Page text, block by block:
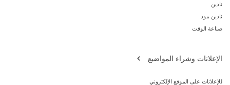
نادين
نادين مود
صناعة الوقت
الإعلانات وشراء المواضيع
للإعلانات على الموقع الإلكتروني